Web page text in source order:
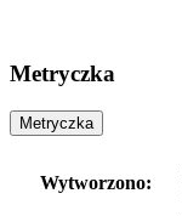
Metryczka
Metryczka
Wytworzono: